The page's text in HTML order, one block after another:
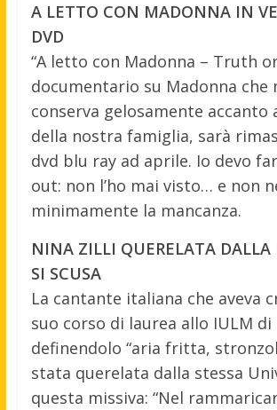
A LETTO CON MADONNA IN
DVD
“A letto con Madonna – Truth
documentario su Madonna che
conserva gelosamente accanto
della nostra famiglia, sarà
dvd blu ray ad aprile. Io devo
out: non l’ho mai visto… e non
minimamente la mancanza.
NINA ZILLI QUERELATA DALLA
SI SCUSA
La cantante italiana che aveva
suo corso di laurea allo IULM di
definendolo “aria fritta,
stata querelata dalla stessa
questa missiva: “Nel